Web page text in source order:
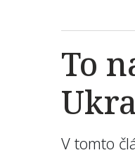
To
V tomto